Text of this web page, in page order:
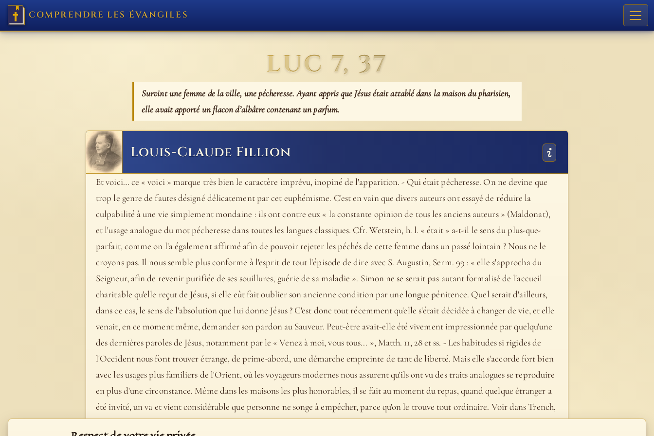
COMPRENDRE LES ÉVANGILES
LUC 7, 37
Survint une femme de la ville, une pécheresse. Ayant appris que Jésus était attablé dans la maison du pharisien,
elle avait apporté un flacon d’albâtre contenant un parfum.
Louis-Claude Fillion
Et voici… ce « voici » marque très bien le caractère imprévu, inopiné de l'apparition. - Qui était pécheresse. On ne devine que
trop le genre de fautes désigné délicatement par cet euphémisme. C'est en vain que divers auteurs ont essayé de réduire la
culpabilité à une vie simplement mondaine : ils ont contre eux « la constante opinion de tous les anciens auteurs » (Maldonat),
et l'usage analogue du mot pécheresse dans toutes les langues classiques. Cfr. Wetstein, h. l. « était » a-t-il le sens du plus-que-
parfait, comme on l'a également affirmé afin de pouvoir rejeter les péchés de cette femme dans un passé lointain ? Nous ne le
croyons pas. Il nous semble plus conforme à l'esprit de tout l'épisode de dire avec S. Augustin, Serm. 99 : « elle s'approcha du
Seigneur, afin de revenir purifiée de ses souillures, guérie de sa maladie ». Simon ne se serait pas autant formalisé de l'accueil
charitable qu'elle reçut de Jésus, si elle eût fait oublier son ancienne condition par une longue pénitence. Quel serait d'ailleurs,
dans ce cas, le sens de l'absolution que lui donne Jésus ? C'est donc tout récemment qu'elle s'était décidée à changer de vie, et elle
venait, en ce moment même, demander son pardon au Sauveur. Peut-être avait-elle été vivement impressionnée par quelqu'une
des dernières paroles de Jésus, notamment par le « Venez à moi, vous tous... », Matth. 11, 28 et ss. - Les habitudes si rigides de
l'Occident nous font trouver étrange, de prime-abord, une démarche empreinte de tant de liberté. Mais elle s'accorde fort bien
avec les usages plus familiers de l'Orient, où les voyageurs modernes nous assurent qu'ils ont vu des traits analogues se reproduire
en plus d'une circonstance. Même dans les maisons les plus honorables, il se fait au moment du repas, quand quelque étranger a
été invité, un va et vient considérable que personne ne songe à empêcher, parce qu'on le trouve tout ordinaire. Voir dans Trench,
Notes on the Parables of our Lord, 11è édit. p. 299, plusieurs exemples de ce genre, curieux et intéressants. Cfr. T. Robinson, the